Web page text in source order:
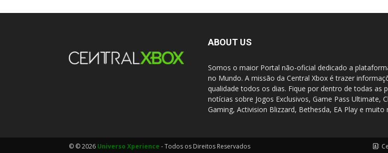
ABOUT US
Somos o maior Portal não-oficial dedicado a
no Mundo. A missão da Central Xbox é trazer
qualidade todos os dias. Fique por dentro de todas as
notícias sobre Jogos Exclusivos, Game Pass Ultimate,
Gaming, Activision Blizzard, Bethesda, EA Play e muito
© © 2026 Universo Xperience - Todos os Direitos Reservados